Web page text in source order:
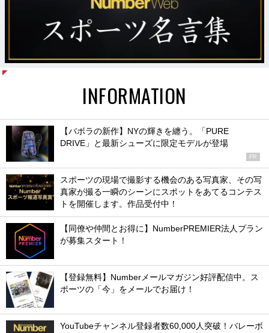
INFORMATION
【バボラの新作】NYの輝きを纏う。「PURE
DRIVE」と最新シューズに限定モデルが登場
PR
スポーツの現場で撮影する機会のある写真家、その写
真家が撮る一瞬のシーンにスポットをあてるコンテス
トを開催します。作品受付中！
【同僚や仲間とお得に】NumberPREMIER法人プラン
が募集スタート！
【登録無料】Numberメールマガジン好評配信中。ス
ポーツの「今」をメールでお届け！
YouTubeチャンネル登録者数60,000人突破！バレーボ